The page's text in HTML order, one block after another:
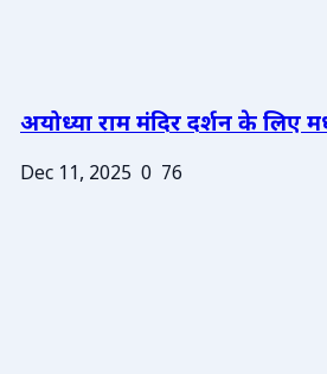
अयोध्या राम मंदिर दर्शन के लिए
Dec 11, 2025 0 76